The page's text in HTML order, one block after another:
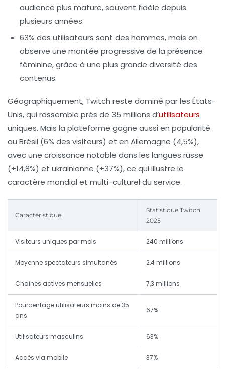
audience plus mature, souvent fidèle depuis
plusieurs années.
63% des utilisateurs sont des hommes, mais on
observe une montée progressive de la présence
féminine, grâce à une plus grande diversité des
contenus.
Géographiquement, Twitch reste dominé par les États-
Unis, qui rassemble près de 35 millions d’utilisateurs
uniques. Mais la plateforme gagne aussi en popularité
au Brésil (6% des visiteurs) et en Allemagne (4,5%),
avec une croissance notable dans les langues russe
(+14,8%) et ukrainienne (+37%), ce qui illustre le
caractère mondial et multi-culturel du service.
Caractéristique
Statistique Twitch
2025
Visiteurs uniques par mois 240 millions
Moyenne spectateurs simultanés 2,4 millions
Chaînes actives mensuelles 7,3 millions
Pourcentage utilisateurs moins de 35
ans
67%
Utilisateurs masculins 63%
Accès via mobile 37%